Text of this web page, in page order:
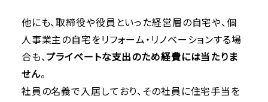
他にも、取締役や役員といった経営層の自宅や、個
人事業主の自宅をリフォーム・リノベーションする場
合も、 プライベートな支出のため経費には当たりま
せん。
社員の名義で入居しており、その社員に住宅手当を